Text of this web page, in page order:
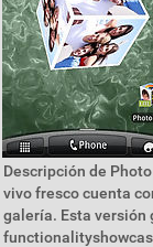
Descripción de
vivo fresco cuenta
galería. Esta versión